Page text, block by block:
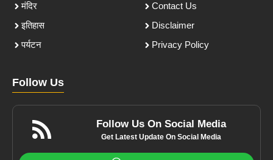
मंदिर
इतिहास
पर्यटन
Contact Us
Disclaimer
Privacy Policy
Follow Us
Follow Us On Social Media
Get Latest Update On Social Media